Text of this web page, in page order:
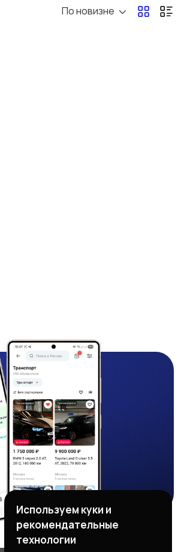
По новизне
Используем куки и
рекомендательные
технологии